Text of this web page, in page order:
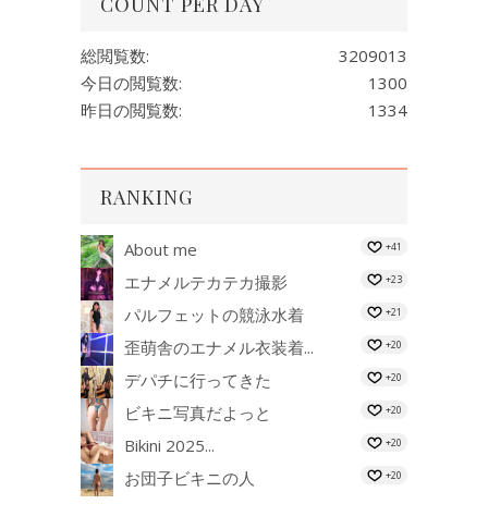
3209013
総閲覧数:
1300
今日の閲覧数:
1334
昨日の閲覧数:
RANKING
About me +41
エナメルテカテカ撮影 +23
パルフェットの競泳水着 +21
歪萌舎のエナメル衣装着... +20
デパチに行ってきた +20
ビキニ写真だよっと +20
Bikini 2025... +20
お団子ビキニの人 +20